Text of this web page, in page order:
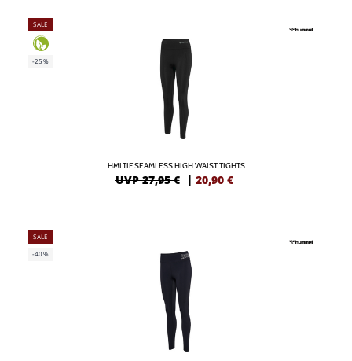
SALE
-25%
HMLTIF SEAMLESS HIGH WAIST TIGHTS
UVP 27,95 € | 20,90 €
SALE
-40%